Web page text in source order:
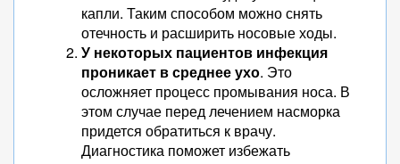
капли. Таким способом можно снять
отечность и расширить носовые ходы.
У некоторых пациентов инфекция
проникает в среднее ухо. Это
осложняет процесс промывания носа. В
этом случае перед лечением насморка
придется обратиться к врачу.
Диагностика поможет избежать